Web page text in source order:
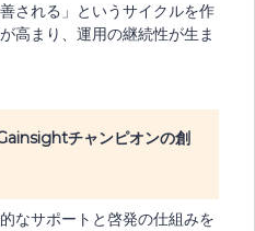
される」というサイクルを作
高まり、運用の継続性が生ま
チャンピオンの創
なサポートと啓発の仕組みを